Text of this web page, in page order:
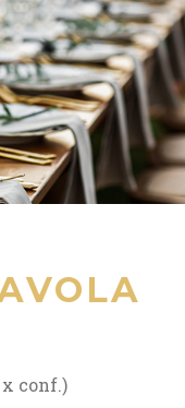
x conf.)